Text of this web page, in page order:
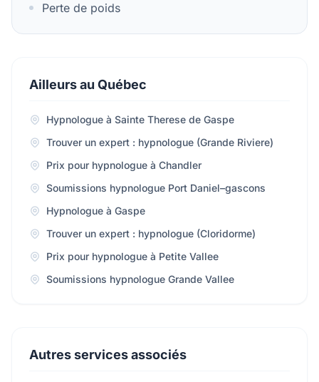
Perte de poids
Ailleurs au Québec
Hypnologue à Sainte Therese de Gaspe
Trouver un expert : hypnologue (Grande Riviere)
Prix pour hypnologue à Chandler
Soumissions hypnologue Port Daniel–gascons
Hypnologue à Gaspe
Trouver un expert : hypnologue (Cloridorme)
Prix pour hypnologue à Petite Vallee
Soumissions hypnologue Grande Vallee
Autres services associés